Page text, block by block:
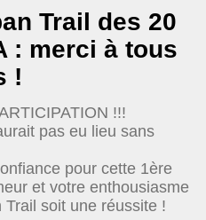
Trail des 20
: merci à tous
!
!!!
pas eu lieu sans
pour cette 1ère
et votre enthousiasme
soit une réussite !